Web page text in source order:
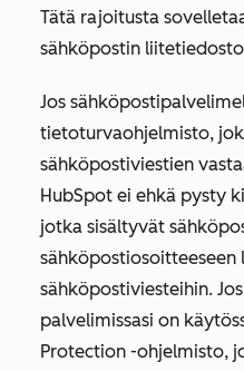
Tätä rajoitusta
sähköpostin
Jos
tietoturvaohjelmisto,
sähköpostiviestien
HubSpot ei ehkä pysty
jotka sisältyvät
sähköpostiviesteihin.
palvelimissasi on
Protection -ohjelmisto,